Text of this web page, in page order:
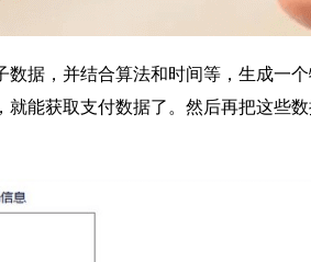
数据，并结合算法和时间等，生成一
就能获取支付数据了。然后再把这些